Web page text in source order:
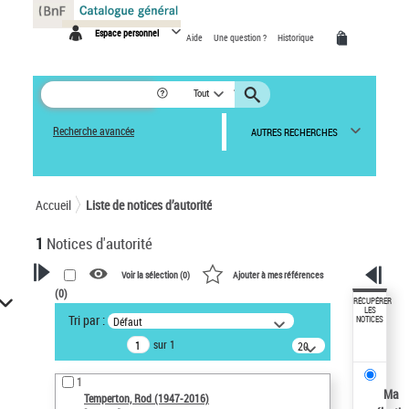
Espace personnel Aide Une question ? Historique
Tout
Recherche avancée AUTRES RECHERCHES
Accueil Liste de notices d’autorité
1 Notices d'autorité
VOTRE RECHERCHE
Recherche avancée dans les
notices d’autorité
Œuvres liées à l'auteur :
Temperton, Rod (1947-2016)
Voir la sélection (0) Ajouter à mes références
(0)
Tri par : Défaut
sur 1
20
résultats/page
1
Temperton, Rod (1947-2016)
RÉCUPÉRER
LES
NOTICES
Ma
Panneau de gestion des cookies